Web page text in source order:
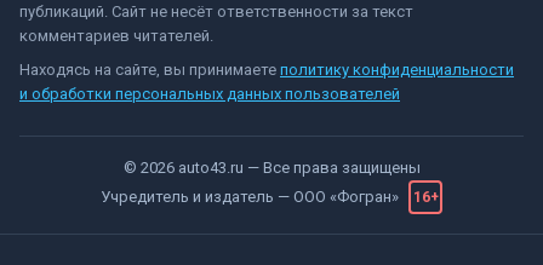
публикаций. Сайт не несёт ответственности за текст
комментариев читателей.
Находясь на сайте, вы принимаете политику конфиденциальности
и обработки персональных данных пользователей
© 2026 auto43.ru — Все права защищены
Учредитель и издатель — ООО «Фогран» 16+